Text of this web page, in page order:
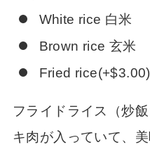
White rice 白米
Brown rice 玄米
Fried
フライドライス（炒
キ肉が入っていて、